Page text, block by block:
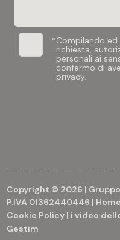
*Compilando
richiesta,
personali ai
confermo di
privacy.
Copyright © 2026 |
P.IVA 01362440446 | Home
Cookie Policy | i video
Gestim